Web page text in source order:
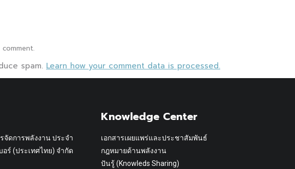
spam. Learn how your comment data is processed.
จัดการพลังงาน ประจำ
อร์ (ประเทศไทย) จำกัด
Knowledge Center
เอกสารเผยแพร่และประชาสัมพันธ์
กฎหมายด้านพลังงาน
ปันรู้ (Knowleds Sharing)